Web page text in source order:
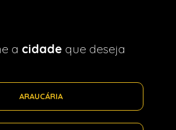
a cidade que deseja
ARAUCÁRIA